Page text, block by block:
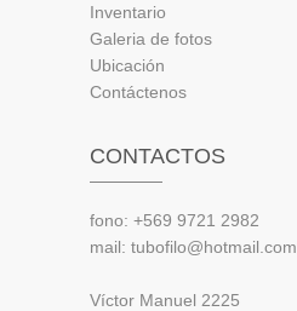
Inventario
Galeria de fotos
Ubicación
Contáctenos
CONTACTOS
fono: +569 9721 2982
mail: tubofilo@hotmail.com
Víctor Manuel 2225